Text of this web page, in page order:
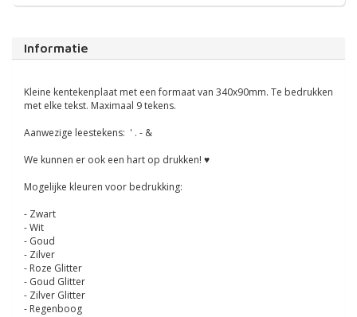
Informatie
Kleine kentekenplaat met een formaat van 340x90mm. Te bedrukken
met elke tekst. Maximaal 9 tekens.
Aanwezige leestekens: ' . - &
We kunnen er ook een hart op drukken! ♥
Mogelijke kleuren voor bedrukking:
- Zwart
- Wit
- Goud
- Zilver
- Roze Glitter
- Goud Glitter
- Zilver Glitter
- Regenboog